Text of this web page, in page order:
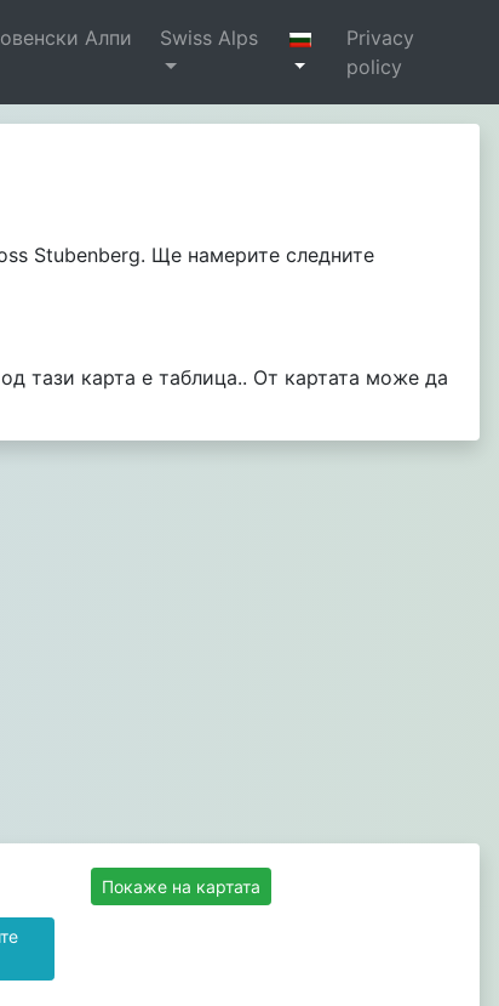
Алпи Swiss Alps
Privacy
policy
Stubenberg. Ще намерите следните
тази карта е таблица.. От картата може да
Покаже на картата